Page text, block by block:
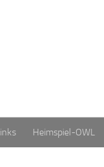
Heimspiel-OWL